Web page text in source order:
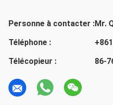
Personne à contacter :Mr.
Téléphone :
Télécopieur :
86-